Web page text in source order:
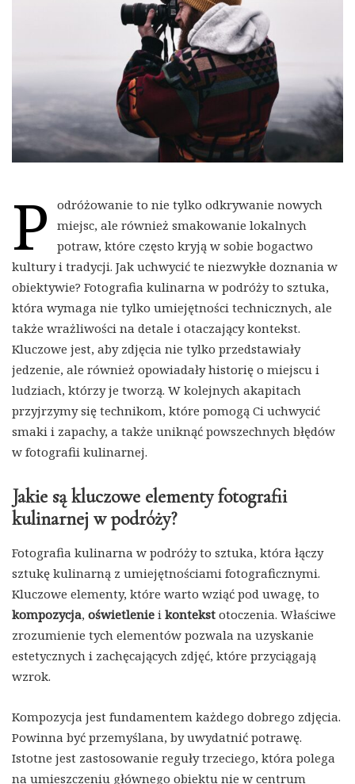
P
odróżowanie to nie tylko odkrywanie nowych
miejsc, ale również smakowanie lokalnych
potraw, które często kryją w sobie bogactwo
kultury i tradycji. Jak uchwycić te niezwykłe doznania w
obiektywie? Fotografia kulinarna w podróży to sztuka,
która wymaga nie tylko umiejętności technicznych, ale
także wrażliwości na detale i otaczający kontekst.
Kluczowe jest, aby zdjęcia nie tylko przedstawiały
jedzenie, ale również opowiadały historię o miejscu i
ludziach, którzy je tworzą. W kolejnych akapitach
przyjrzymy się technikom, które pomogą Ci uchwycić
smaki i zapachy, a także uniknąć powszechnych błędów
w fotografii kulinarnej.
Jakie są kluczowe elementy fotografii
kulinarnej w podróży?
Fotografia kulinarna w podróży to sztuka, która łączy
sztukę kulinarną z umiejętnościami fotograficznymi.
Kluczowe elementy, które warto wziąć pod uwagę, to
kompozycja, oświetlenie i kontekst otoczenia. Właściwe
zrozumienie tych elementów pozwala na uzyskanie
estetycznych i zachęcających zdjęć, które przyciągają
wzrok.
Kompozycja jest fundamentem każdego dobrego zdjęcia.
Powinna być przemyślana, by uwydatnić potrawę.
Istotne jest zastosowanie reguły trzeciego, która polega
na umieszczeniu głównego obiektu nie w centrum